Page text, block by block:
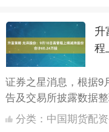
升
程
证券之星消息，根据9
告及交易所披露数据
及相关人员股份变动
分类： 中国期货配